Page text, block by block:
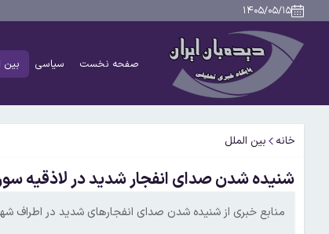
۱۴۰۵/۰۵/۱۵
صفحه نخست سیاسی بین
خانه بین الملل
شنیده شدن صدای انفجار شدید در لاذقیه
منابع خبری از شنیده شدن صدای انفجارهای شدید در اطراف